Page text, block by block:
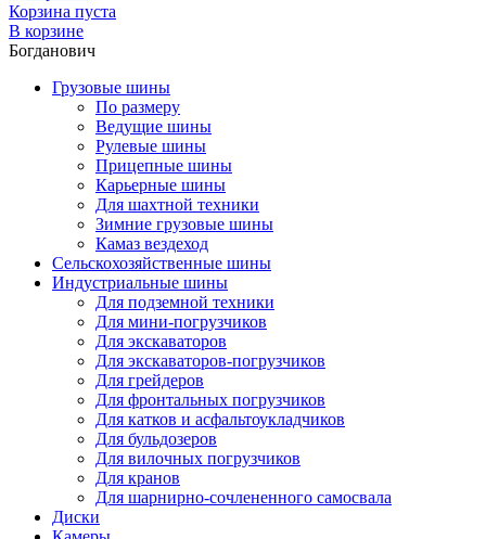
Корзина пуста
В корзине
Богданович
Грузовые шины
По размеру
Ведущие шины
Рулевые шины
Прицепные шины
Карьерные шины
Для шахтной техники
Зимние грузовые шины
Камаз вездеход
Сельскохозяйственные шины
Индустриальные шины
Для подземной техники
Для мини-погрузчиков
Для экскаваторов
Для экскаваторов-погрузчиков
Для грейдеров
Для фронтальных погрузчиков
Для катков и асфальтоукладчиков
Для бульдозеров
Для вилочных погрузчиков
Для кранов
Для шарнирно-сочлененного самосвала
Диски